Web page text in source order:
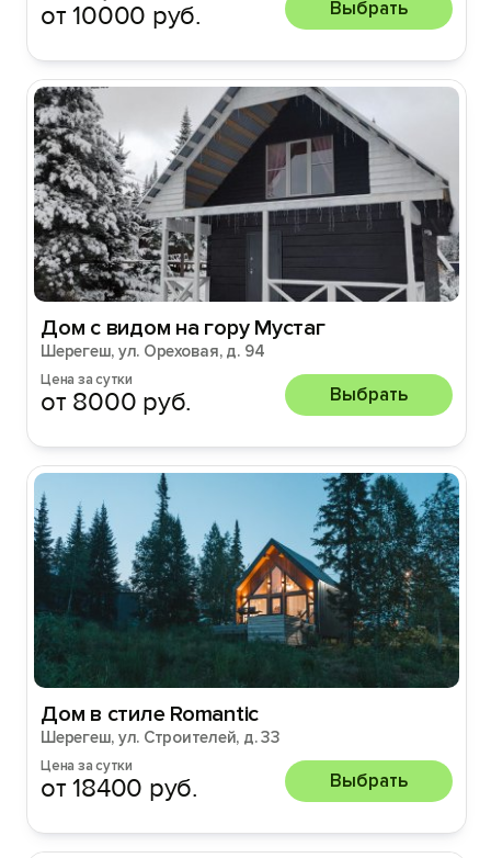
от 10000 руб. Выбрать
Дом с видом на гору Мустаг
Шерегеш, ул. Ореховая, д. 94
Цена за сутки
от 8000 руб. Выбрать
Дом в стиле Romantic
Шерегеш, ул. Строителей, д. 33
Цена за сутки
от 18400 руб. Выбрать